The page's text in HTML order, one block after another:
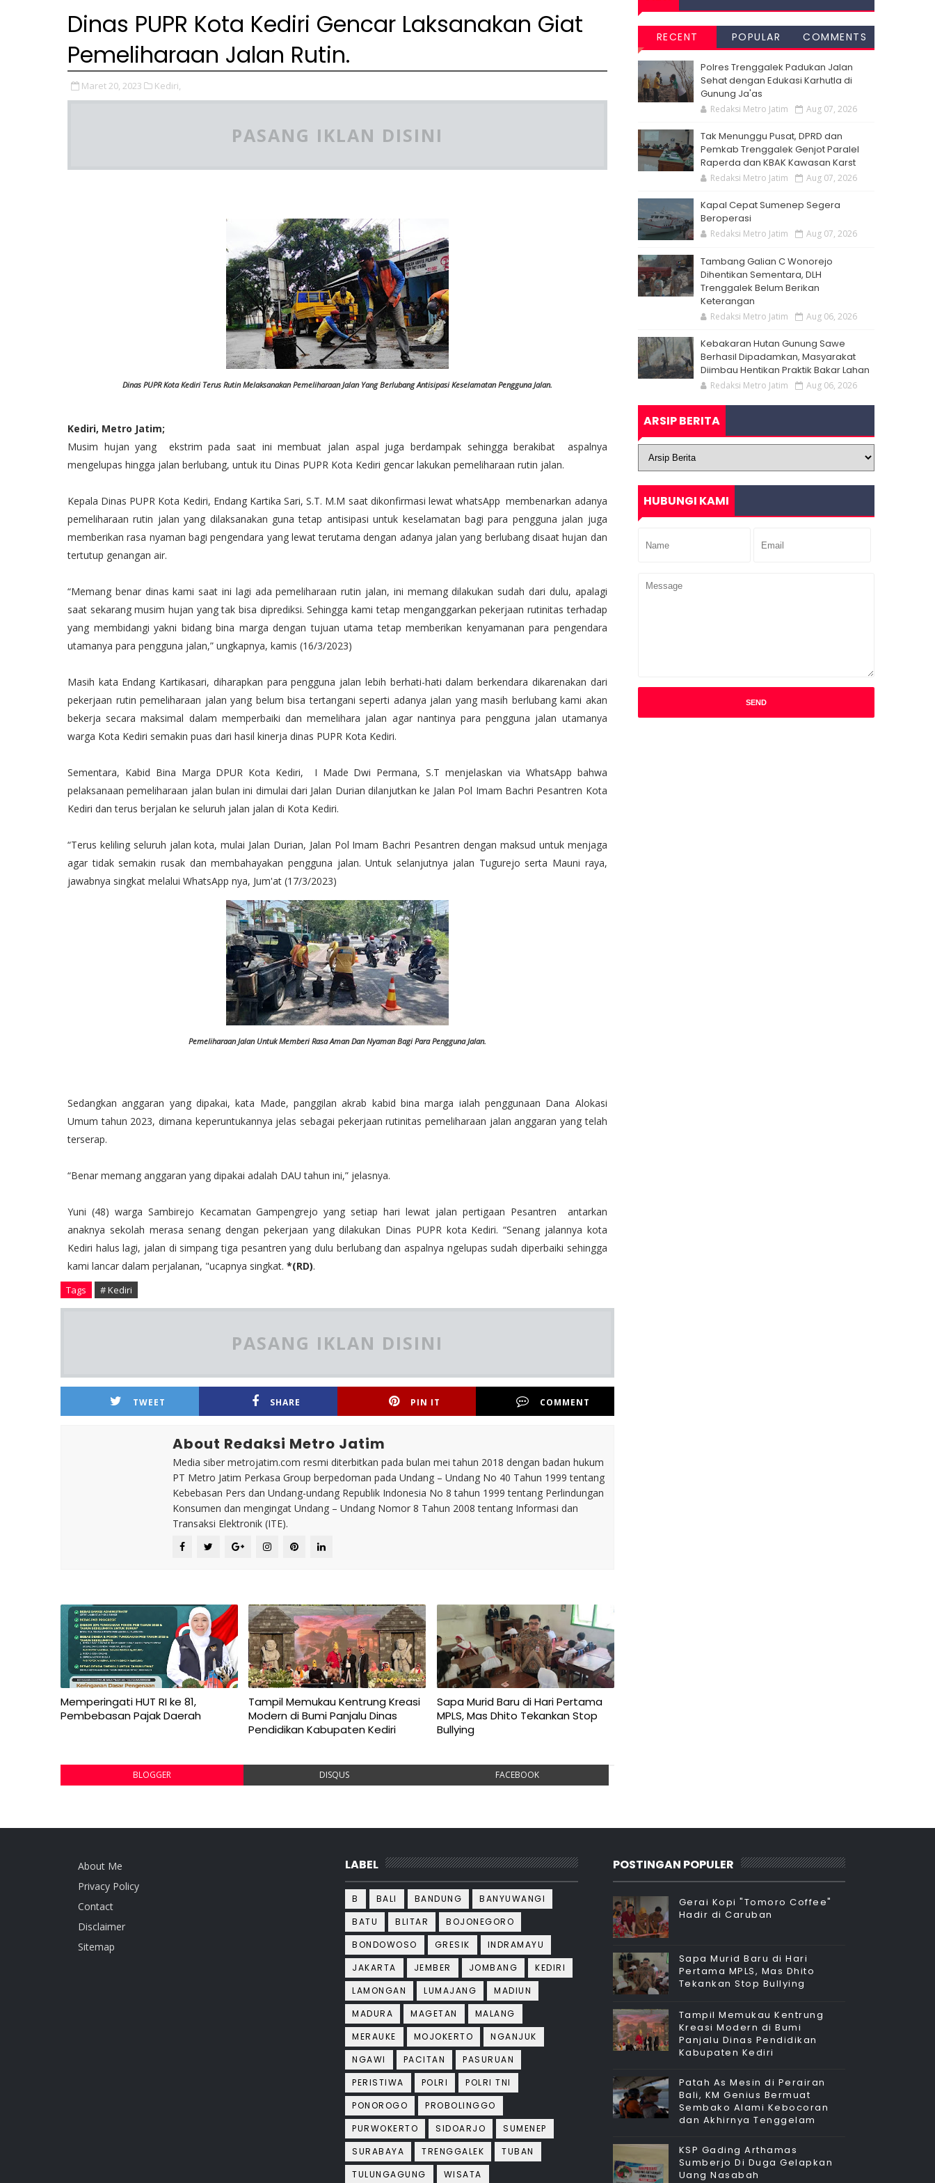
Dinas PUPR Kota Kediri Gencar Laksanakan Giat
Pemeliharaan Jalan Rutin.
Maret 20, 2023 Kediri,
PASANG IKLAN DISINI
Dinas PUPR Kota Kediri Terus Rutin Melaksanakan Pemeliharaan Jalan Yang Berlubang Antisipasi Keselamatan Pengguna Jalan.
Kediri, Metro Jatim;
Musim hujan yang ekstrim pada saat ini membuat jalan aspal juga berdampak sehingga berakibat aspalnya
mengelupas hingga jalan berlubang, untuk itu Dinas PUPR Kota Kediri gencar lakukan pemeliharaan rutin jalan.
Kepala Dinas PUPR Kota Kediri, Endang Kartika Sari, S.T. M.M saat dikonfirmasi lewat whatsApp membenarkan adanya
pemeliharaan rutin jalan yang dilaksanakan guna tetap antisipasi untuk keselamatan bagi para pengguna jalan juga
memberikan rasa nyaman bagi pengendara yang lewat terutama dengan adanya jalan yang berlubang disaat hujan dan
tertutup genangan air.
“Memang benar dinas kami saat ini lagi ada pemeliharaan rutin jalan, ini memang dilakukan sudah dari dulu, apalagi
saat sekarang musim hujan yang tak bisa diprediksi. Sehingga kami tetap menganggarkan pekerjaan rutinitas terhadap
yang membidangi yakni bidang bina marga dengan tujuan utama tetap memberikan kenyamanan para pengendara
utamanya para pengguna jalan,” ungkapnya, kamis (16/3/2023)
Masih kata Endang Kartikasari, diharapkan para pengguna jalan lebih berhati-hati dalam berkendara dikarenakan dari
pekerjaan rutin pemeliharaan jalan yang belum bisa tertangani seperti adanya jalan yang masih berlubang kami akan
bekerja secara maksimal dalam memperbaiki dan memelihara jalan agar nantinya para pengguna jalan utamanya
warga Kota Kediri semakin puas dari hasil kinerja dinas PUPR Kota Kediri.
Sementara, Kabid Bina Marga DPUR Kota Kediri, I Made Dwi Permana, S.T menjelaskan via WhatsApp bahwa
pelaksanaan pemeliharaan jalan bulan ini dimulai dari Jalan Durian dilanjutkan ke Jalan Pol Imam Bachri Pesantren Kota
Kediri dan terus berjalan ke seluruh jalan jalan di Kota Kediri.
“Terus keliling seluruh jalan kota, mulai Jalan Durian, Jalan Pol Imam Bachri Pesantren dengan maksud untuk menjaga
agar tidak semakin rusak dan membahayakan pengguna jalan. Untuk selanjutnya jalan Tugurejo serta Mauni raya,
jawabnya singkat melalui WhatsApp nya, Jum'at (17/3/2023)
Pemeliharaan Jalan Untuk Memberi Rasa Aman Dan Nyaman Bagi Para Pengguna Jalan.
Sedangkan anggaran yang dipakai, kata Made, panggilan akrab kabid bina marga ialah penggunaan Dana Alokasi
Umum tahun 2023, dimana keperuntukannya jelas sebagai pekerjaan rutinitas pemeliharaan jalan anggaran yang telah
terserap.
“Benar memang anggaran yang dipakai adalah DAU tahun ini,” jelasnya.
Yuni (48) warga Sambirejo Kecamatan Gampengrejo yang setiap hari lewat jalan pertigaan Pesantren antarkan
anaknya sekolah merasa senang dengan pekerjaan yang dilakukan Dinas PUPR kota Kediri. “Senang jalannya kota
Kediri halus lagi, jalan di simpang tiga pesantren yang dulu berlubang dan aspalnya ngelupas sudah diperbaiki sehingga
kami lancar dalam perjalanan, "ucapnya singkat. *(RD).
Tags # Kediri
PASANG IKLAN DISINI
TWEET SHARE PIN IT COMMENT
About Redaksi Metro Jatim
Media siber metrojatim.com resmi diterbitkan pada bulan mei tahun 2018 dengan badan hukum
PT Metro Jatim Perkasa Group berpedoman pada Undang – Undang No 40 Tahun 1999 tentang
Kebebasan Pers dan Undang-undang Republik Indonesia No 8 tahun 1999 tentang Perlindungan
Konsumen dan mengingat Undang – Undang Nomor 8 Tahun 2008 tentang Informasi dan
Transaksi Elektronik (ITE).
Memperingati HUT RI ke 81,
Pembebasan Pajak Daerah
Tampil Memukau Kentrung Kreasi
Modern di Bumi Panjalu Dinas
Pendidikan Kabupaten Kediri
Sapa Murid Baru di Hari Pertama
MPLS, Mas Dhito Tekankan Stop
Bullying
BLOGGER DISQUS FACEBOOK
RECENT POPULAR COMMENTS
Polres Trenggalek Padukan Jalan
Sehat dengan Edukasi Karhutla di
Gunung Ja'as
Redaksi Metro Jatim Aug 07, 2026
Tak Menunggu Pusat, DPRD dan
Pemkab Trenggalek Genjot Paralel
Raperda dan KBAK Kawasan Karst
Redaksi Metro Jatim Aug 07, 2026
Kapal Cepat Sumenep Segera
Beroperasi
Redaksi Metro Jatim Aug 07, 2026
Tambang Galian C Wonorejo
Dihentikan Sementara, DLH
Trenggalek Belum Berikan
Keterangan
Redaksi Metro Jatim Aug 06, 2026
Kebakaran Hutan Gunung Sawe
Berhasil Dipadamkan, Masyarakat
Diimbau Hentikan Praktik Bakar Lahan
Redaksi Metro Jatim Aug 06, 2026
ARSIP BERITA
HUBUNGI KAMI
About Me
Privacy Policy
Contact
Disclaimer
Sitemap
LABEL
B BALI BANDUNG
BANYUWANGI
BATU
BLITAR
BOJONEGORO
BONDOWOSO
GRESIK
INDRAMAYU
JAKARTA
JEMBER JOMBANG
KEDIRI
LAMONGAN
LUMAJANG
MADIUN
MADURA
MAGETAN
MALANG
MERAUKE
MOJOKERTO
NGANJUK
NGAWI
PACITAN
PASURUAN
PERISTIWA
POLRI
POLRI TNI
PONOROGO
PROBOLINGGO
PURWOKERTO
SIDOARJO
SUMENEP
SURABAYA
TRENGGALEK
TUBAN
TULUNGAGUNG
WISATA
POSTINGAN POPULER
Gerai Kopi "Tomoro Coffee"
Hadir di Caruban
Sapa Murid Baru di Hari
Pertama MPLS, Mas Dhito
Tekankan Stop Bullying
Tampil Memukau Kentrung
Kreasi Modern di Bumi
Panjalu Dinas Pendidikan
Kabupaten Kediri
Patah As Mesin di Perairan
Bali, KM Genius Bermuat
Sembako Alami Kebocoran
dan Akhirnya Tenggelam
KSP Gading Arthamas
Sumberjo Di Duga Gelapkan
Uang Nasabah